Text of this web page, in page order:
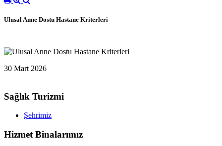
Ulusal Anne Dostu Hastane Kriterleri
30 Mart 2026
Sağlık Turizmi
Şehrimiz
Hizmet Binalarımız